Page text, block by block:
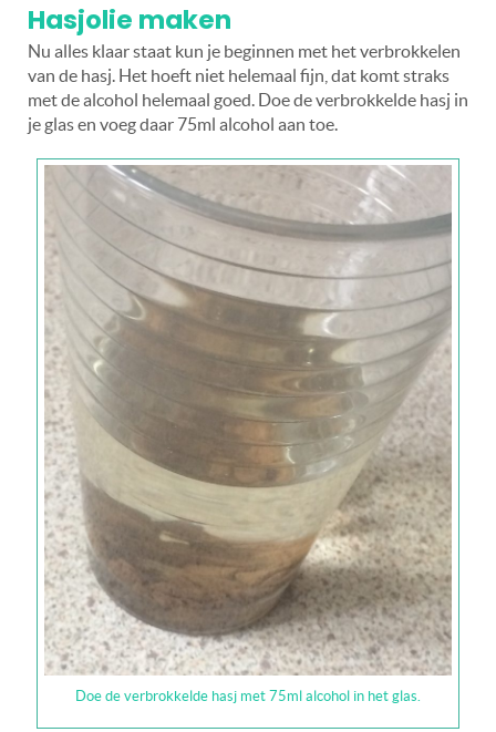
Hasjolie maken
Nu alles klaar staat kun je beginnen met het verbrokkelen
van de hasj. Het hoeft niet helemaal fijn, dat komt straks
met de alcohol helemaal goed. Doe de verbrokkelde hasj in
je glas en voeg daar 75ml alcohol aan toe.
Doe de verbrokkelde hasj met 75ml alcohol in het glas.